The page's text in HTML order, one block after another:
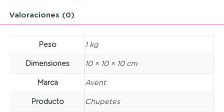
Valoraciones (0)
Peso 1 kg
Dimensiones 10 × 10 × 10 cm
Marca Avent
Producto Chupetes